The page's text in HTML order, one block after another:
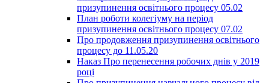
призупинення освітнього процесу 05.02
План роботи колегіуму на період
призупинення освітнього процесу 07.02
Про продовження призупинення освітнього
процесу до 11.05.20
Наказ Про перенесення робочих днів у 2019
році